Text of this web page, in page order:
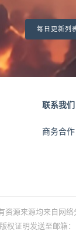
每日更新列
联系我们
商务合作
源来源均来自网
权证明发送至邮箱